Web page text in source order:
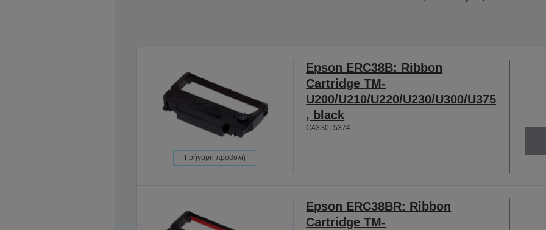
Γρήγορη προβολή
Epson ERC38B: Ribbon
Cartridge TM-
U200/U210/U220/U230/U300/U375
, black
C43S015374
Epson ERC38BR: Ribbon
Cartridge TM-